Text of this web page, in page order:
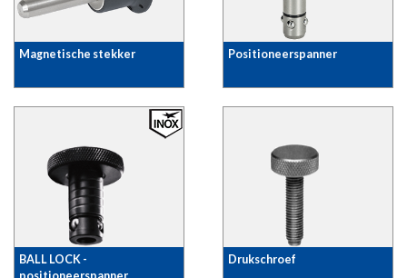
Magnetische stekker Positioneerspanner
BALL LOCK -
Drukschroef